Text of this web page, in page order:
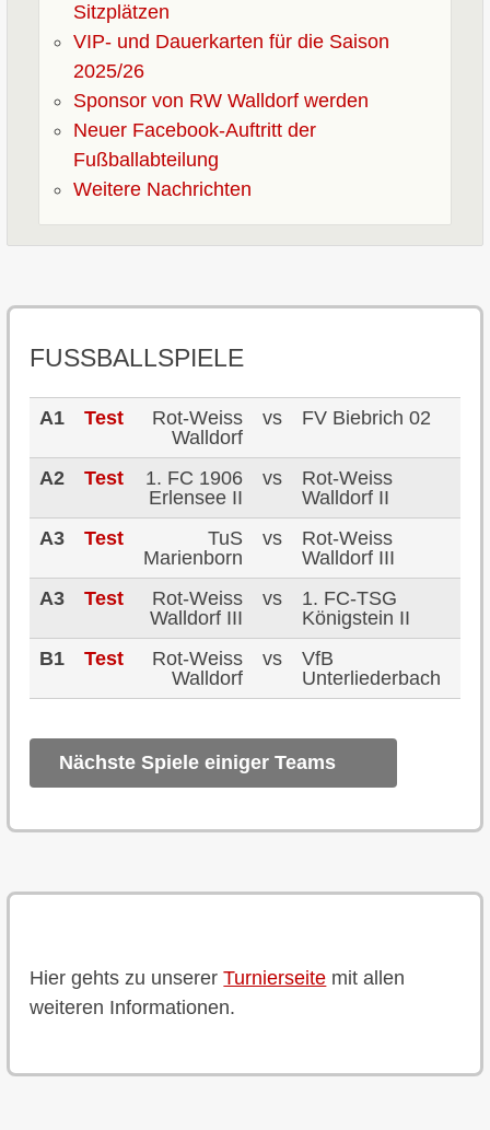
Über Uns
Organisation
Teamshop
Sitzplätzen
VIP- und Dauerkarten für die Saison
2025/26
Sponsor von RW Walldorf werden
Neuer Facebook-Auftritt der
Fußballabteilung
Weitere Nachrichten
FUSSBALLSPIELE
A1 Test
Rot-Weiss
Walldorf
vs FV Biebrich 02
A2
Test
1. FC 1906
Erlensee II
vs
Rot-Weiss
Walldorf II
A3
Test
TuS
Marienborn
vs
Rot-Weiss
Walldorf III
A3
Test
Rot-Weiss
Walldorf III
vs
1. FC-TSG
Königstein II
B1
Test
Rot-Weiss
Walldorf
vs
VfB
Unterliederbach
Nächste Spiele einiger Teams
Eltiville/Erbach
Weiss
B1 Test Karbener SV vs
Rot-
Hier gehts zu unsererTurnierseite mit allen
weiteren Informationen.